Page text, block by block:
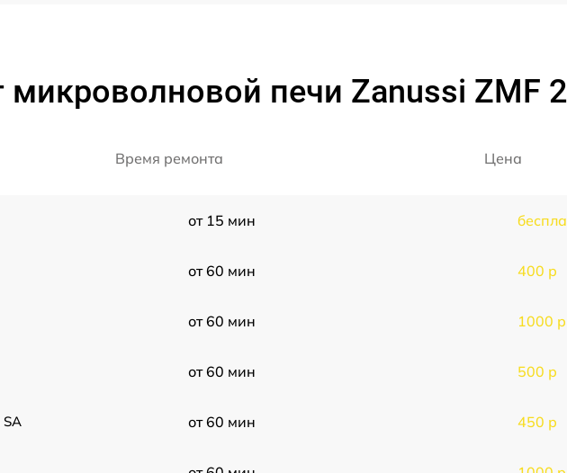
печи Zanussi ZMF
Время ремонта Цена
от 15 мин
от 60 мин 400 р
от 60 мин 1000 р
от 60 мин 500 р
от 60 мин 450 р